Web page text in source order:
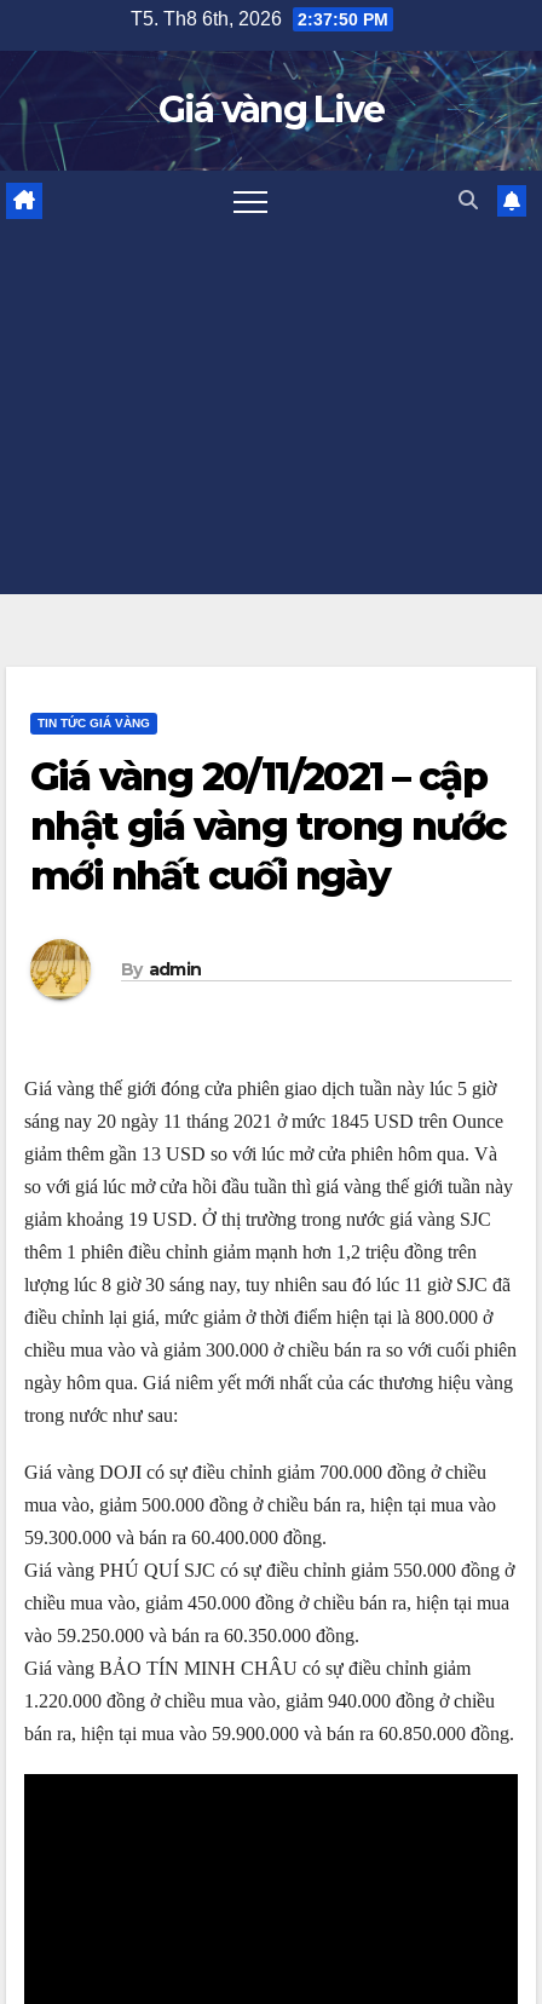
content
T5. Th8 6th, 2026 2:37:51 PM
Giá vàng Live
TIN TỨC GIÁ VÀNG
Giá vàng 20/11/2021 – cập
nhật giá vàng trong nước
mới nhất cuối ngày
By admin
Giá vàng thế giới đóng cửa phiên giao dịch tuần này lúc 5 giờ
sáng nay 20 ngày 11 tháng 2021 ở mức 1845 USD trên Ounce
giảm thêm gần 13 USD so với lúc mở cửa phiên hôm qua. Và
so với giá lúc mở cửa hồi đầu tuần thì giá vàng thế giới tuần này
giảm khoảng 19 USD. Ở thị trường trong nước giá vàng SJC
thêm 1 phiên điều chỉnh giảm mạnh hơn 1,2 triệu đồng trên
lượng lúc 8 giờ 30 sáng nay, tuy nhiên sau đó lúc 11 giờ SJC đã
điều chỉnh lại giá, mức giảm ở thời điểm hiện tại là 800.000 ở
chiều mua vào và giảm 300.000 ở chiều bán ra so với cuối phiên
ngày hôm qua. Giá niêm yết mới nhất của các thương hiệu vàng
trong nước như sau:
Giá vàng DOJI có sự điều chỉnh giảm 700.000 đồng ở chiều
mua vào, giảm 500.000 đồng ở chiều bán ra, hiện tại mua vào
59.300.000 và bán ra 60.400.000 đồng.
Giá vàng PHÚ QUÍ SJC có sự điều chỉnh giảm 550.000 đồng ở
chiều mua vào, giảm 450.000 đồng ở chiều bán ra, hiện tại mua
vào 59.250.000 và bán ra 60.350.000 đồng.
Giá vàng BẢO TÍN MINH CHÂU có sự điều chỉnh giảm
1.220.000 đồng ở chiều mua vào, giảm 940.000 đồng ở chiều
bán ra, hiện tại mua vào 59.900.000 và bán ra 60.850.000 đồng.